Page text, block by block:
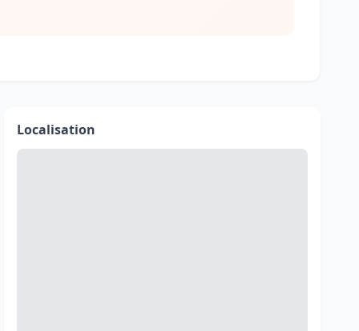
Localisation